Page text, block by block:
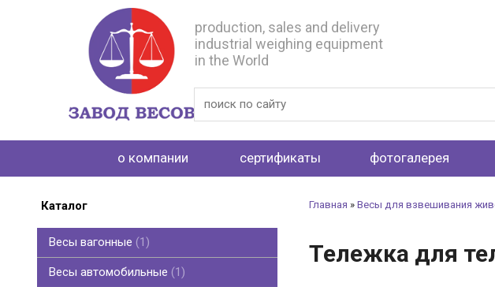
production, sales and delivery
industrial weighing equipment
in the World
о компании сертификаты фотогалерея
Каталог
Весы вагонные 1
Весы автомобильные 1
Главная » Весы для взвешивания
Тележка для